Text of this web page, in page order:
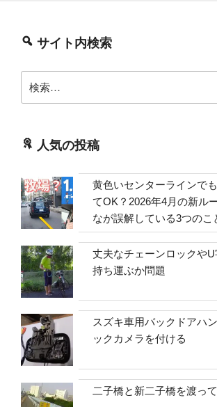
サイト内検索
索:
人気の投稿
黄色いセンターラインで
てOK？2026年4月の新ル
なが誤解している3つのこ
丈夫なチェーンロックやU
持ち運ぶか問題
スズキ車用バックドアハ
ックカメラを付ける
二子橋と新二子橋を渡っ